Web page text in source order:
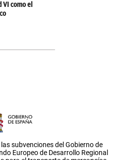
VI como el
subvenciones del Gobierno de
Europeo de Desarrollo Regional